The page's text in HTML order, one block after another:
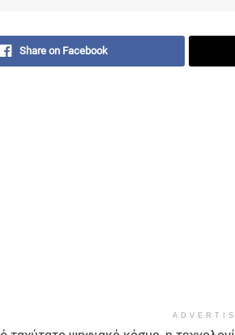
Share on Facebook